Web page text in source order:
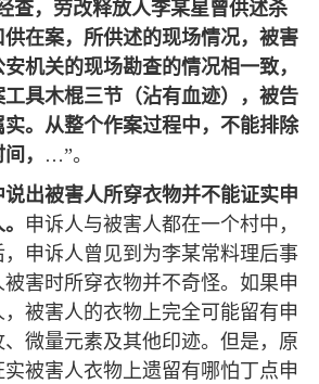
查，劳改释放人李某星曾供述杀
在案，所供述的现场情况，被害
机关的现场勘查的情况相一致，
具木棍三节（沾有血迹），被告
。从整个作案过程中，不能排除
， …”。
说出被害人所穿衣物并不能证实申
申诉人与被害人都在一个村中，
申诉人曾见到为李某常料理后事
害时所穿衣物并不奇怪。如果申
被害人的衣物上完全可能留有申
微量元素及其他印迹。但是，原
被害人衣物上遗留有哪怕丁点申